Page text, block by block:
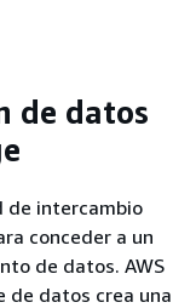
de datos
de intercambio
conceder a un
de datos. AWS
de datos crea una